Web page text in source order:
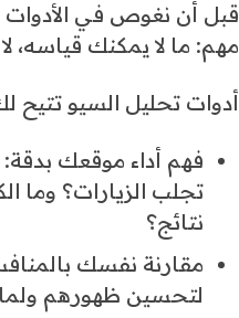
قبل أن نغوص في
مهم: ما لا يمكنك قياسه،
أدوات تحليل السيو تتيح
فهم أداء موقعك
تجلب الزيارات؟ وما
نتائج؟
مقارنة نفسك
لتحسين ظهورهم